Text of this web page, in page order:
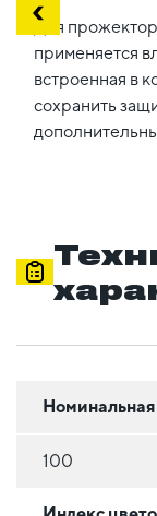
Для
применяется
встроенная в
сохранить
100